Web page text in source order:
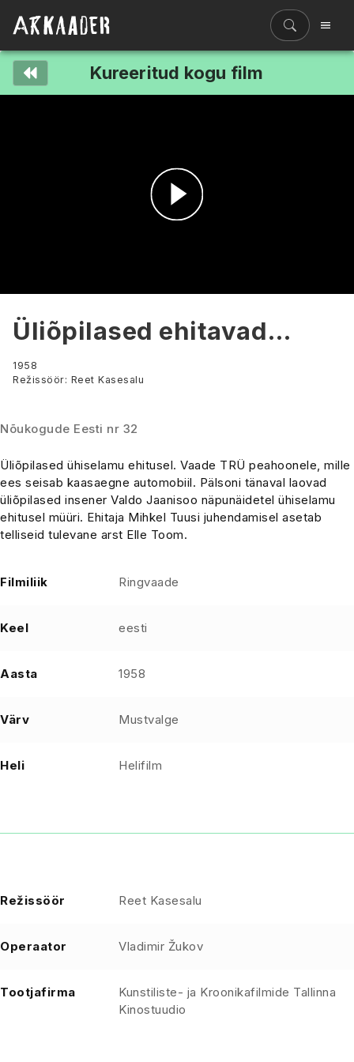
Kureeritud kogu film
Esita
Üliõpilased ehitavad
endile ühiselamut
1958
Režissöör: Reet Kasesalu
Nõukogude Eesti nr 32
Üliõpilased ühiselamu ehitusel. Vaade TRÜ peahoonele, mille
ees seisab kaasaegne automobiil. Pälsoni tänaval laovad
üliõpilased insener Valdo Jaanisoo näpunäidetel ühiselamu
ehitusel müüri. Ehitaja Mihkel Tuusi juhendamisel asetab
telliseid tulevane arst Elle Toom.
Filmiliik Ringvaade
Keel eesti
Aasta 1958
Värv Mustvalge
Heli Helifilm
Režissöör Reet Kasesalu
Operaator Vladimir Žukov
Tootjafirma
Kunstiliste- ja Kroonikafilmide Tallinna
Kinostuudio
Filmiriiul
Kureeritud kogud
Hinnad
ENG